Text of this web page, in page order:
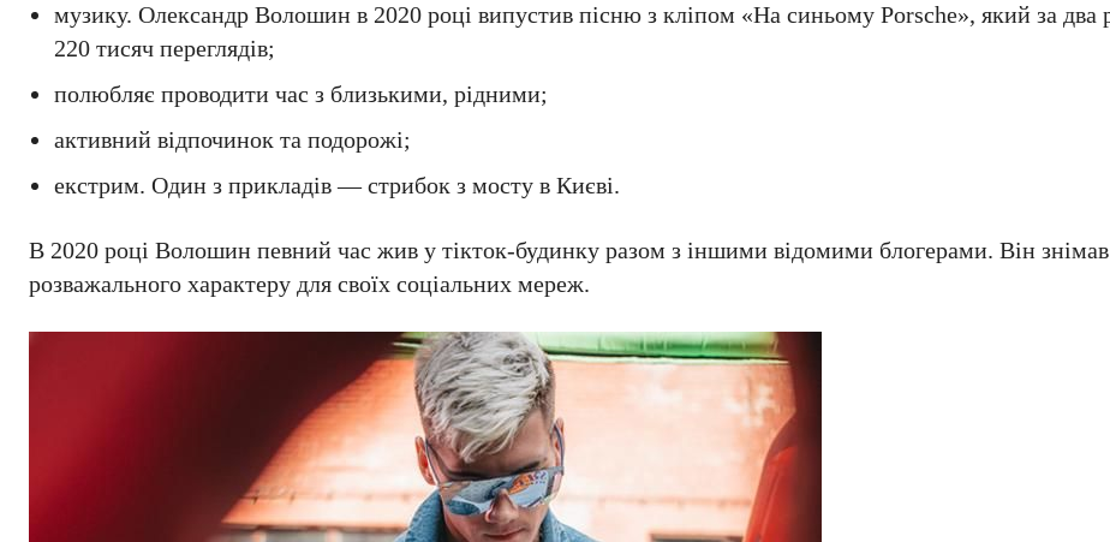
музику. Олександр Волошин в 2020 році випустив пісню з кліпом «На синьому Porsche», який за два
220 тисяч переглядів;
полюбляє проводити час з близькими, рідними;
активний відпочинок та подорожі;
екстрим. Один з прикладів — стрибок з мосту в Києві.
В 2020 році Волошин певний час жив у тікток-будинку разом з іншими відомими блогерами. Він
розважального характеру для своїх соціальних мереж.